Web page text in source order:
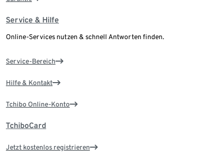
Service & Hilfe
Online-Services nutzen & schnell Antworten finden.
Service-Bereich
Hilfe & Kontakt
Tchibo Online-Konto
TchiboCard
Jetzt kostenlos registrieren